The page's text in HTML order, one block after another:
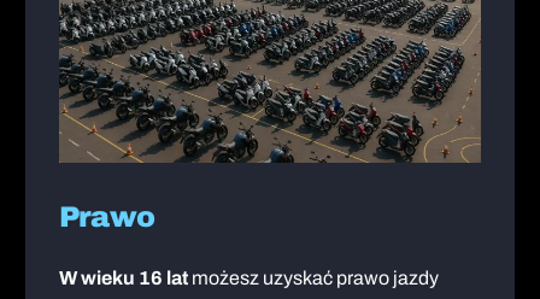
Prawo
W wieku 16 latmożesz uzyskać prawo jazdy